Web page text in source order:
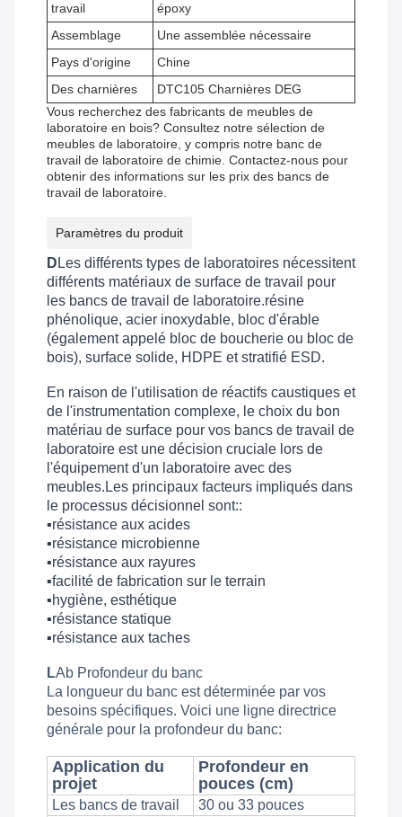
travail
époxy
Assemblage
Une assemblée nécessaire
Pays d'origine
Chine
Des charnières
DTC105 Charnières DEG
Vous recherchez des fabricants de meubles de
laboratoire en bois? Consultez notre sélection de
meubles de laboratoire, y compris notre banc de
travail de laboratoire de chimie. Contactez-nous pour
obtenir des informations sur les prix des bancs de
travail de laboratoire.
Paramètres du produit
DLes différents types de laboratoires nécessitent
différents matériaux de surface de travail pour
les bancs de travail de laboratoire.résine
phénolique, acier inoxydable, bloc d'érable
(également appelé bloc de boucherie ou bloc de
bois), surface solide, HDPE et stratifié ESD.
En raison de l'utilisation de réactifs caustiques et
de l'instrumentation complexe, le choix du bon
matériau de surface pour vos bancs de travail de
laboratoire est une décision cruciale lors de
l'équipement d'un laboratoire avec des
meubles.Les principaux facteurs impliqués dans
le processus décisionnel sont::
▪résistance aux acides
▪résistance microbienne
▪résistance aux rayures
▪facilité de fabrication sur le terrain
▪hygiène, esthétique
▪résistance statique
▪résistance aux taches
LAb Profondeur du banc
La longueur du banc est déterminée par vos
besoins spécifiques. Voici une ligne directrice
générale pour la profondeur du banc:
Application du
projet
Profondeur en
pouces (cm)
Les bancs de travail
30 ou 33 pouces